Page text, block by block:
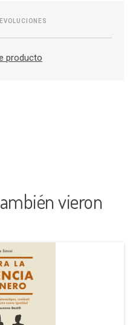
producto
vieron